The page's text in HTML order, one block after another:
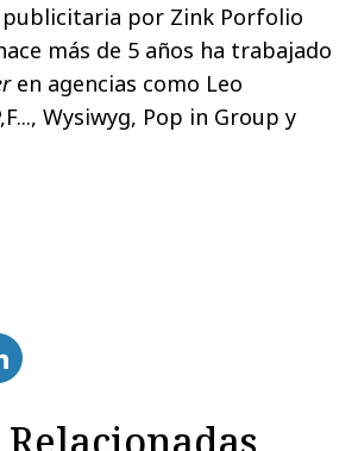
publicitaria por Zink Porfolio
más de 5 años ha trabajado
en agencias como Leo
Wysiwyg, Pop in Group y